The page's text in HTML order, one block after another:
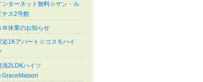
ンターネット無料☆サン・ル
ナス2号館
Ｗ休業のお知らせ
近1Kアパート☆コスモハイ
浅2LDKハイツ